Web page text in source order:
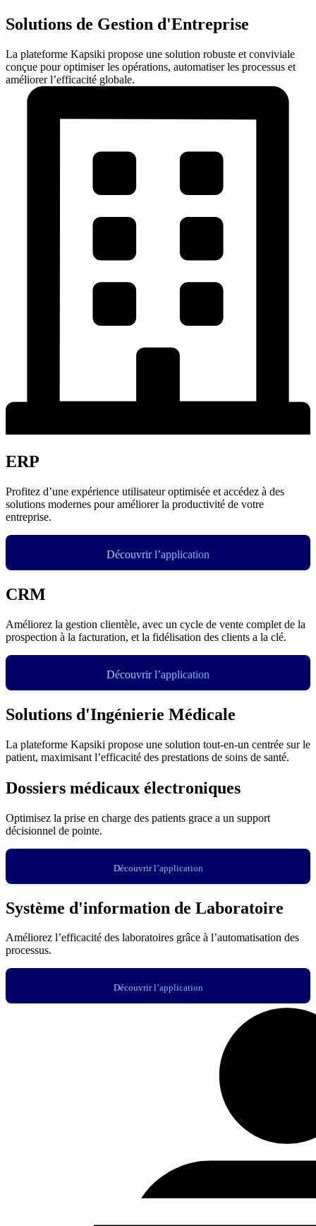
Solutions de Gestion d'Entreprise
La plateforme Kapsiki propose une solution robuste et conviviale
conçue pour optimiser les opérations, automatiser les processus et
améliorer l’efficacité globale.
ERP
Profitez d’une expérience utilisateur optimisée et accédez à des
solutions modernes pour améliorer la productivité de votre
entreprise.
Découvrir l’application
CRM
Améliorez la gestion clientèle, avec un cycle de vente complet de la
prospection à la facturation, et la fidélisation des clients a la clé.
Découvrir l’application
Solutions d'Ingénierie Médicale
La plateforme Kapsiki propose une solution tout-en-un centrée sur le
patient, maximisant l’efficacité des prestations de soins de santé.
Dossiers médicaux électroniques
Optimisez la prise en charge des patients grace a un support
décisionnel de pointe.
Découvrir l’application
Système d'information de Laboratoire
Améliorez l’efficacité des laboratoires grâce à l’automatisation des
processus.
Découvrir l’application